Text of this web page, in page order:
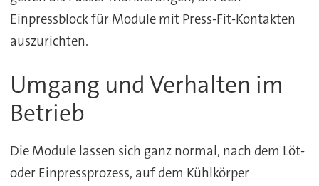
Einpressblock für Module mit Press-Fit-Kontakten
auszurichten.
Umgang und Verhalten im
Betrieb
Die Module lassen sich ganz normal, nach dem Löt-
oder Einpressprozess, auf dem Kühlkörper